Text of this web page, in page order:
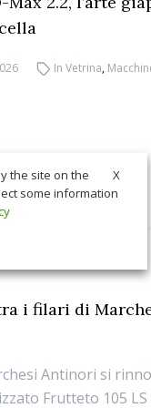
In Vetrina,
i filari di
Antinori si
Frutteto 105 LS
X
the site on the
some information